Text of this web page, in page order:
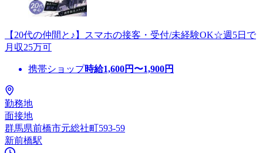
【20代の仲間と♪】スマホの接客・受付/未経験OK☆週5日で
月収25万可
携帯ショップ時給1,600円〜1,900円
勤務地
面接地
群馬県前橋市元総社町593-59
新前橋駅